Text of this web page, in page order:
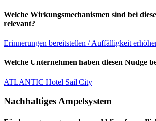
Welche Wirkungsmechanismen sind bei
relevant?
Erinnerungen bereitstellen / Auffälligkeit
Welche Unternehmen haben diesen Nudge
ATLANTIC Hotel Sail City
Nachhaltiges Ampelsystem